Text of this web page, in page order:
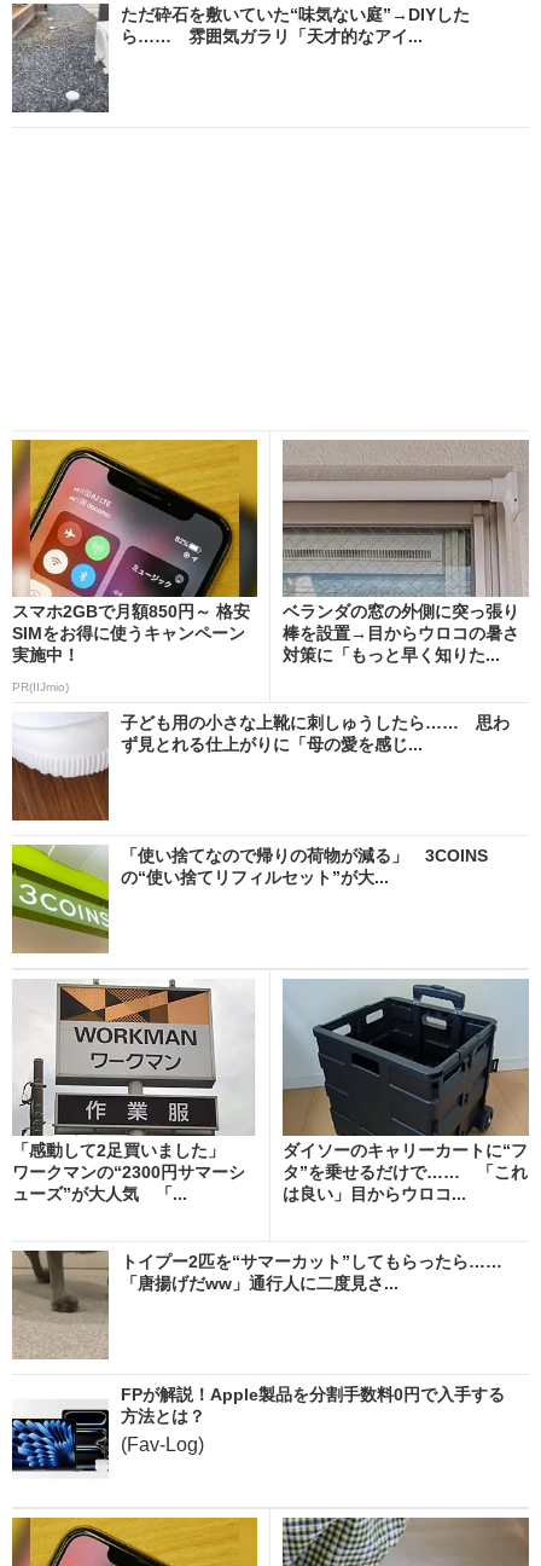
ただ砕石を敷いていた“味気ない庭”→DIYした
ら…… 雰囲気ガラリ「天才的なアイ...
スマホ2GBで月額850円～ 格安
SIMをお得に使うキャンペーン
実施中！
PR(IIJmio)
ベランダの窓の外側に突っ張り
棒を設置→目からウロコの暑さ
対策に「もっと早く知りた...
子ども用の小さな上靴に刺しゅうしたら…… 思わ
ず見とれる仕上がりに「母の愛を感じ...
「使い捨てなので帰りの荷物が減る」 3COINS
の“使い捨てリフィルセット”が大...
「感動して2足買いました」
ワークマンの“2300円サマーシ
ューズ”が大人気 「...
ダイソーのキャリーカートに“フ
タ”を乗せるだけで…… 「これ
は良い」目からウロコ...
トイプー2匹を“サマーカット”してもらったら……
「唐揚げだww」通行人に二度見さ...
FPが解説！Apple製品を分割手数料0円で入手する
方法とは？
(Fav-Log)